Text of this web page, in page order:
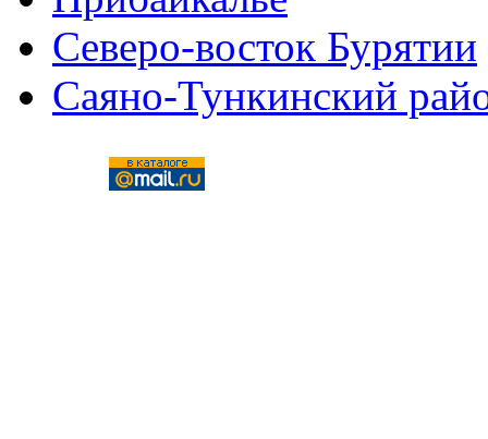
Северо-восток Бурятии
Саяно-Тункинский